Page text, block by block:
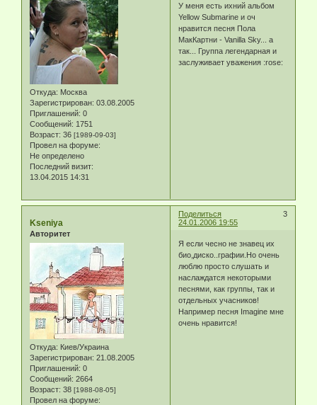
Откуда: Москва
Зарегистрирован: 03.08.2005
Приглашений: 0
Сообщений: 1751
Возраст: 36 [1989-09-03]
Провел на форуме:
Не определено
Последний визит:
13.04.2015 14:31
У меня есть ихний альбом
Yellow Submarine и оч
нравится песня Пола
МакКартни - Vanilla Sky... а
так... Группа легендарная и
заслуживает уважения :rose:
Поделиться
3
24.01.2006 19:55
Kseniya
Авторитет
Откуда: Киев/Украина
Зарегистрирован: 21.08.2005
Приглашений: 0
Сообщений: 2664
Возраст: 38 [1988-08-05]
Провел на форуме:
Я если чесно не знавец их
био,диско..графии.Но очень
люблю просто слушать и
наслаждатся некоторыми
песнями, как группы, так и
отдельных учасников!
Например песня Imagine мне
очень нравится!